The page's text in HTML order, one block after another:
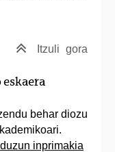
Itzuli gora
behar diozu
inprimakia